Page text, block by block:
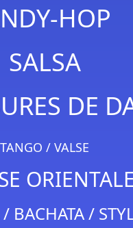
HOP
SALSA
DE
TANGO / VALSE
ORIENTALE
BACHATA /